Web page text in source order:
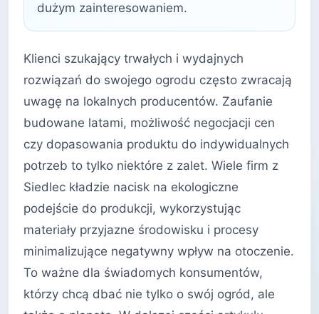
dużym zainteresowaniem.
Klienci szukający trwałych i wydajnych
rozwiązań do swojego ogrodu często zwracają
uwagę na lokalnych producentów. Zaufanie
budowane latami, możliwość negocjacji cen
czy dopasowania produktu do indywidualnych
potrzeb to tylko niektóre z zalet. Wiele firm z
Siedlec kładzie nacisk na ekologiczne
podejście do produkcji, wykorzystując
materiały przyjazne środowisku i procesy
minimalizujące negatywny wpływ na otoczenie.
To ważne dla świadomych konsumentów,
którzy chcą dbać nie tylko o swój ogród, ale